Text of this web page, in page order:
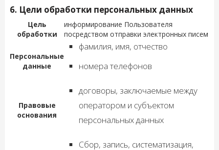
6. Цели обработки персональных данных
Цель
обработки
информирование Пользователя
посредством отправки электронных писем
Персональные
данные
фамилия, имя, отчество
номера телефонов
Правовые
основания
договоры, заключаемые между
оператором и субъектом
персональных данных
Сбор, запись, систематизация,